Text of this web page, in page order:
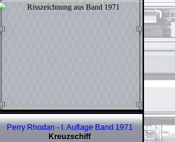
Perry Rhodan - I. Auflage Band 1971
Kreuzschiff